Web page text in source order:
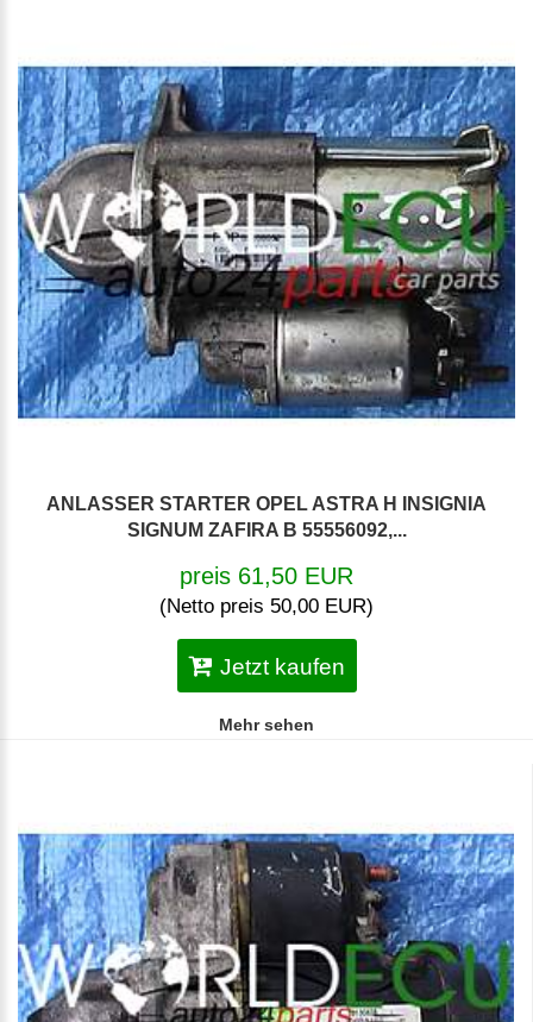
ANLASSER STARTER OPEL ASTRA H INSIGNIA
SIGNUM ZAFIRA B 55556092,...
preis 61,50 EUR
(Netto preis 50,00 EUR)
Jetzt kaufen
Mehr sehen